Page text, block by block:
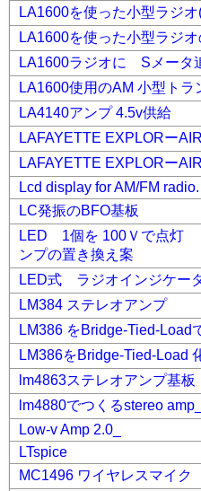
LA1600を使った小型ラジ
LA1600を使った小型ラジ
LA1600ラジオに Sメータ
LA1600使用のAM 小型トラ
LA4140アンプ 4.5v供給
LAFAYETTE EXPLORー
LAFAYETTE EXPLORー
Lcd display for AM/FM
LC発振のBFO基板
LED 1個を 100Ｖで点
ンプの置き換え案
LED式 ラジオインジケー
LM384 ステレオアンプ
LM386 をBridge-Tied-Load
LM386をBridge-Tied-Load
lm4863ステレオアンプ基板
lm4880でつくるstereo amp_
Low-v Amp 2.0_
LTspice
MC1496 ワイヤレスマイク